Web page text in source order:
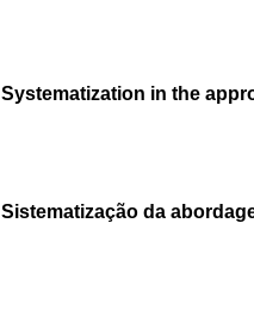
Systematization in the
Sistematização da